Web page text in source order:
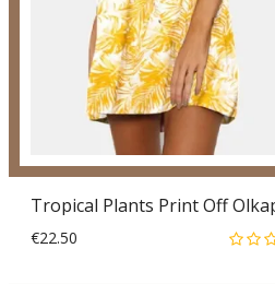
€22.50